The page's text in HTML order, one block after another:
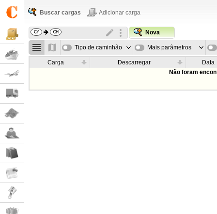
Buscar cargas Adicionar carga
Nova
Tipo de caminhão Mais parâmetros
Carga Descarregar
Data
Não foram